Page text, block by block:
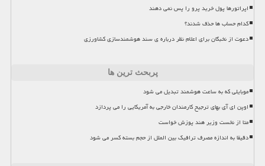
اپراتورها پول خرید پرو را پس نمی دهند
کدام حساب ها حذف شدند؟
دعوت از نخبگان برای اعلام نظر درباره ی سند هوشمندسازی کشاورزی
پربحث ترین ها
موبایلی که به ساعت هوشمند تبدیل می شود
اوپن ای آی بهای ترجیح کارمندان خارجی به آمریکایی را می پردازد
متا از نخست وزیر هند پوزش خواست
دقیقا به اندازه مصرف ترافیک بین الملل از حجم بسته کسر می شود